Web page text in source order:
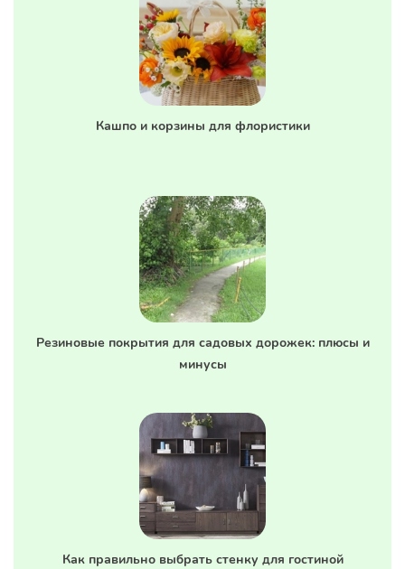
Кашпо и корзины для флористики
Резиновые покрытия для садовых дорожек: плюсы и
минусы
Как правильно выбрать стенку для гостиной